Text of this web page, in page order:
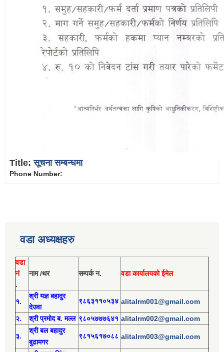
Title:सूचना सम्बन्धमा
Phone Number:
वडा अध्यक्षहरु
वडा
नं
.
नाम /थर सम्पर्क न. वडा कार्यालयको ईमेल
१.
श्री यज्ञ बहादुर
देउवा
९८६३११०५३४ alitalrm001@gmail.com
२. श्रीप्रमोदब. मल्ल ९८०५७७७६४१ alitalrm002@gmail.com
३.
श्रीबल बहादुर
बुढामगर
९८१५६१७०८८ alitalrm003@gmail.com